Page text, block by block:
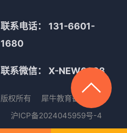
联系电话： 131-6601-
1680
联系微信： X-NEW0088
版权所有 犀牛教育备案号
沪ICP备2024045959号-4